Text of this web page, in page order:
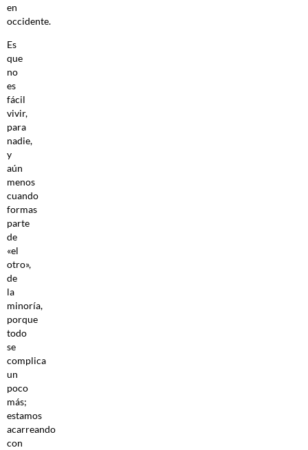
en
occidente.
Es
que
no
es
fácil
vivir,
para
nadie,
y
aún
menos
cuando
formas
parte
de
«el
otro»,
de
la
minoría,
porque
todo
se
complica
un
poco
más;
estamos
acarreando
con